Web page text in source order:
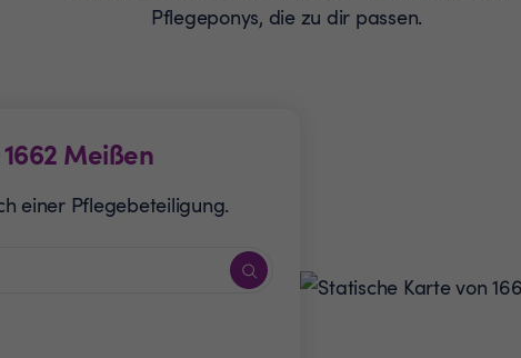
Pflegeponys, die zu dir passen.
1662 Meißen
einer Pflegebeteiligung.